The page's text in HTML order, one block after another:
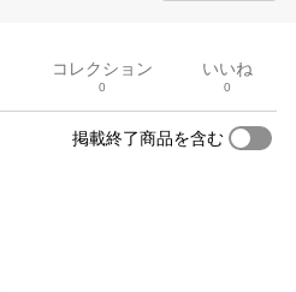
コレクション
0
いいね
0
掲載終了商品を含む